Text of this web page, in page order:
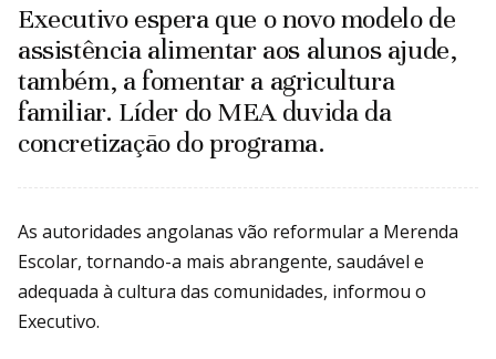
Executivo espera que o novo modelo de
assistência alimentar aos alunos ajude,
também, a fomentar a agricultura
familiar. Líder do MEA duvida da
concretização do programa.
As autoridades angolanas vão reformular a Merenda
Escolar, tornando-a mais abrangente, saudável e
adequada à cultura das comunidades, informou o
Executivo.